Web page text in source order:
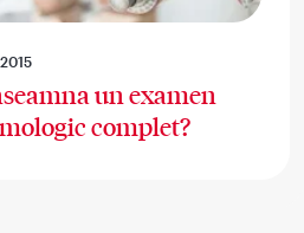
un examen
complet?